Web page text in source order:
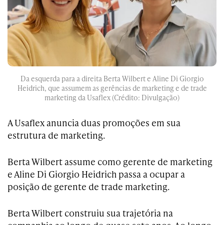
Da esquerda para a direita Berta Wilbert e Aline Di Giorgio
Heidrich, que assumem as gerências de marketing e de trade
marketing da Usaflex (Crédito: Divulgação)
A Usaflex anuncia duas promoções em sua
estrutura de marketing.
Berta Wilbert assume como gerente de marketing
e Aline Di Giorgio Heidrich passa a ocupar a
posição de gerente de trade marketing.
Berta Wilbert construiu sua trajetória na